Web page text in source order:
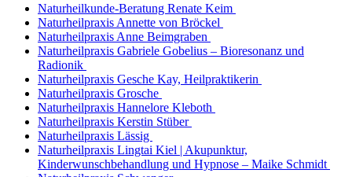
Naturheilkunde-Beratung Renate Keim
Naturheilpraxis Annette von Bröckel
Naturheilpraxis Anne Beimgraben
Naturheilpraxis Gabriele Gobelius – Bioresonanz und
Radionik
Naturheilpraxis Gesche Kay, Heilpraktikerin
Naturheilpraxis Grosche
Naturheilpraxis Hannelore Kleboth
Naturheilpraxis Kerstin Stüber
Naturheilpraxis Lässig
Naturheilpraxis Lingtai Kiel | Akupunktur,
Kinderwunschbehandlung und Hypnose – Maike Schmidt